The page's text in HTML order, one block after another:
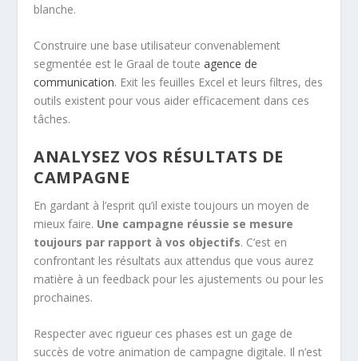
blanche.
Construire une base utilisateur convenablement
segmentée est le Graal de touteagence de
communication. Exit les feuilles Excel et leurs filtres, des
outils existent pour vous aider efficacement dans ces
tâches.
ANALYSEZ VOS RÉSULTATS DE
CAMPAGNE
En gardant à l’esprit qu’il existe toujours un moyen de
mieux faire. Une campagne réussie se mesure
toujours par rapport à vos objectifs. C’est en
confrontant les résultats aux attendus que vous aurez
matière à un feedback pour les ajustements ou pour les
prochaines.
Respecter avec rigueur ces phases est un gage de
succès de votre animation de campagne digitale. Il n’est